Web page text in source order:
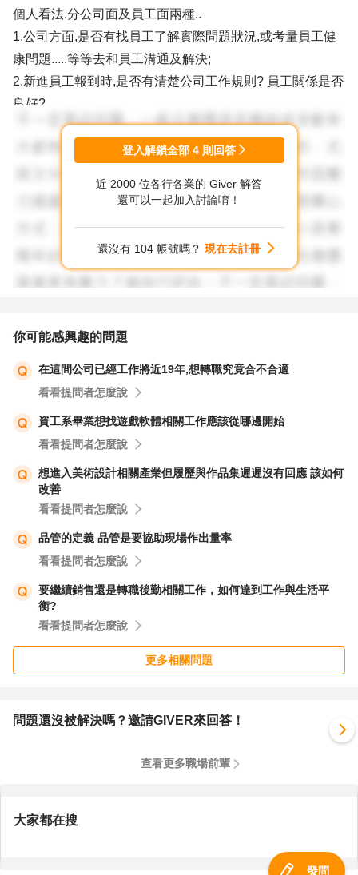
個人看法.分公司面及員工面兩種..
1.公司方面,是否有找員工了解實際問題狀況,或考量員工健
康問題.....等等去和員工溝通及解決;
2.新進員工報到時,是否有清楚公司工作規則? 員工關係是否
良好?
3.公司文化是否都這樣?..也就從上到下都可如此...
4.主管是否有負責任?當員工請假,有無代理人可代班等
員工方面:
2.健康出現問題,是否一定要工作?若一定要工作,是否可和公
司談其他方式,例計時制.,等等...
4.有無考量您經常請假,已加重同事工作的負擔?及公司運作
5.到公司上班,有基本的職場倫理,要互助,互惠.
登入解鎖全部 4 則回答
近 2000 位各行各業的 Giver 解答
還可以一起加入討論唷！
還沒有 104 帳號嗎？ 現在去註冊
你可能感興趣的問題
在這間公司已經工作將近19年,想轉職究竟合不合適
看看提問者怎麼說
資工系畢業想找遊戲軟體相關工作應該從哪邊開始
看看提問者怎麼說
想進入美術設計相關產業但履歷與作品集遲遲沒有回應 該如何
改善
看看提問者怎麼說
品管的定義 品管是要協助現場作出量率
看看提問者怎麼說
要繼續銷售還是轉職後勤相關工作，如何達到工作與生活平
衡?
看看提問者怎麼說
更多相關問題
問題還沒被解決嗎？邀請GIVER來回答！
查看更多職場前輩
大家都在搜
發問